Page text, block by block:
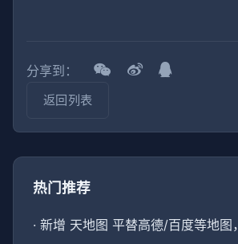
分享到：
返回列表
热门推荐
· 新增 天地图 平替高德/百度等地图，